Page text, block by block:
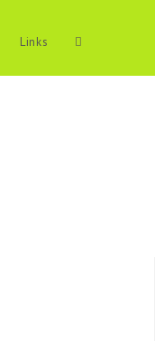
Links Website-